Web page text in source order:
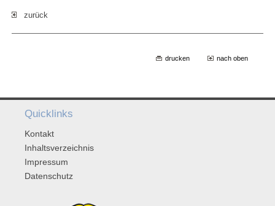
zurück
drucken nach oben
Quicklinks
Kontakt
Inhaltsverzeichnis
Impressum
Datenschutz